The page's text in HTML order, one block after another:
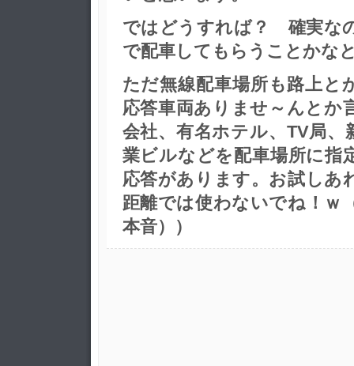
ではどうすれば？ 確実な
で配車してもらうことかな
ただ無線配車場所も路上と
応答車両ありませ～んと
会社、有名ホテル、TV局、
業ビルなどを配車場所に指
応答があります。お試しあ
距離では使わないでね！ｗ
本音））